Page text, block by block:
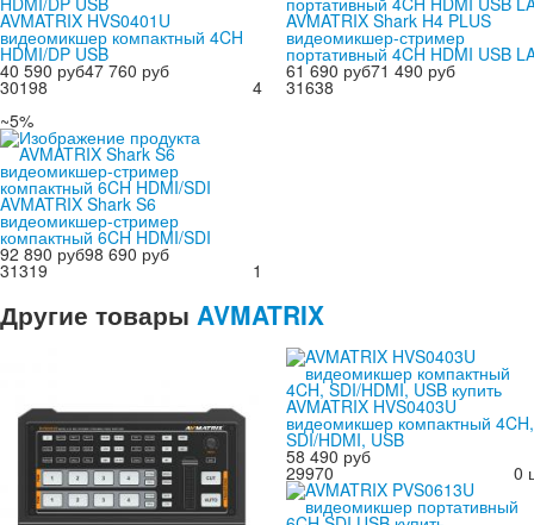
AVMATRIX HVS0401U
видеомикшер компактный 4CH
HDMI/DP USB
40 590 руб47 760 руб
4
30198
AVMATRIX Shark H4 PLUS
видеомикшер-стример
портативный 4CH HDMI USB
61 690 руб71 490 руб
31638
~5%
AVMATRIX Shark S6
видеомикшер-стример
компактный 6CH HDMI/SDI
92 890 руб98 690 руб
1
31319
Другие товары AVMATRIX
AVMATRIX HVS0403U
видеомикшер компактный 4CH,
SDI/HDMI, USB
58 490 руб
0
29970